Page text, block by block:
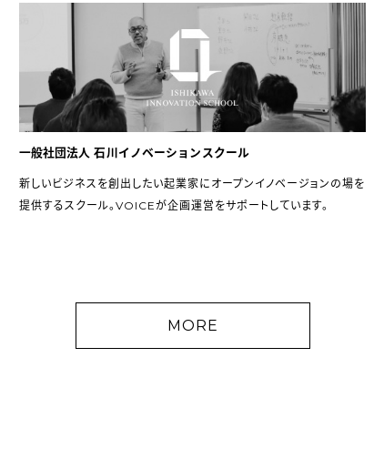
一般社団法人 石川イノベーションスクール
新しいビジネスを創出したい起業家にオープンイノベージョンの場を
提供するスクール。VOICEが企画運営をサポートしています。
MORE